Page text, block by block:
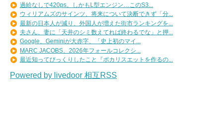
過給なしで420ps。しかもL型エンジン…このS3...
ウィリアムズのサインツ、将来について決断できず「分...
最新の日本人が減り、外国人が増えた街市ランキングを...
夫さん、妻に「天井のシミ数えてれば終わるでな」と押...
Google、Geminiが大赤字、「史上初のマイ...
MARC JACOBS、2026年フォールコレクシ...
最近知ってびっくりしたこと『ポカリスエットを作るの...
Powered by livedoor 相互RSS